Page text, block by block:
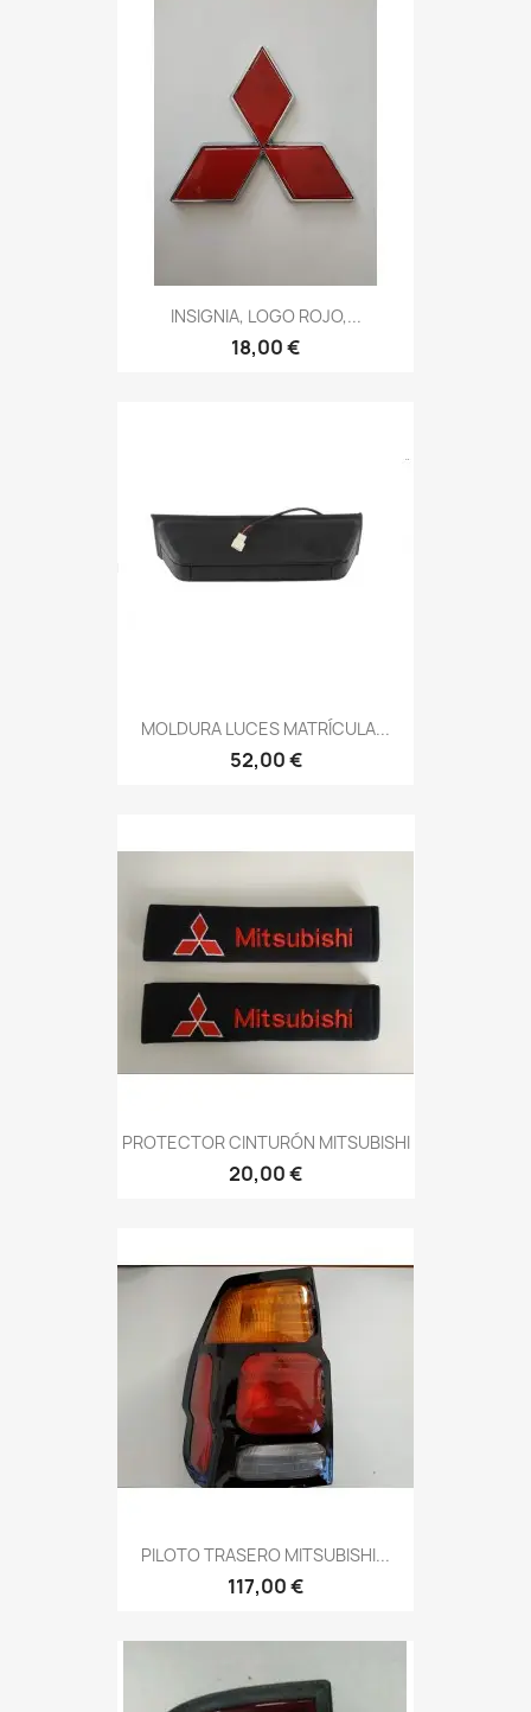
INSIGNIA, LOGO ROJO,...
18,00 €
MOLDURA LUCES MATRÍCULA...
52,00 €
PROTECTOR CINTURÓN MITSUBISHI
20,00 €
PILOTO TRASERO MITSUBISHI...
117,00 €